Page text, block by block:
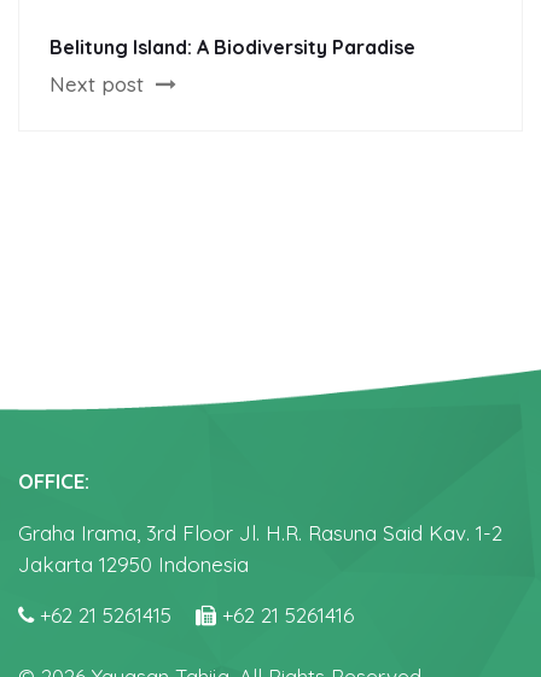
Belitung Island: A Biodiversity Paradise
Next post
OFFICE:
Graha Irama, 3rd Floor Jl. H.R. Rasuna Said Kav. 1-2
Jakarta 12950 Indonesia
+62 21 5261415
+62 21 5261416